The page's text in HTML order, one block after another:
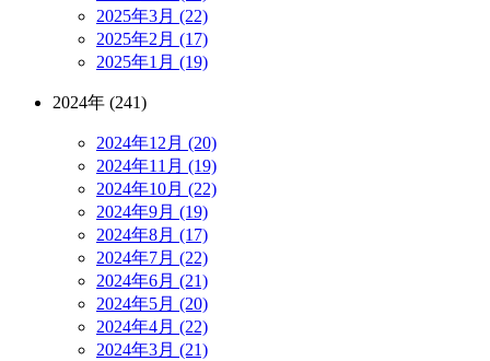
2025年3月 (22)
2025年2月 (17)
2025年1月 (19)
2024年 (241)
2024年12月 (20)
2024年11月 (19)
2024年10月 (22)
2024年9月 (19)
2024年8月 (17)
2024年7月 (22)
2024年6月 (21)
2024年5月 (20)
2024年4月 (22)
2024年3月 (21)